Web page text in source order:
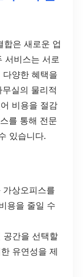
합은 새로운 업
서비스는 서로
양한 혜택을
실의 물리적
비용을 절감
를 통해 전문
있습니다.
가상오피스를
용을 줄일 수
공간을 선택할
유연성을 제